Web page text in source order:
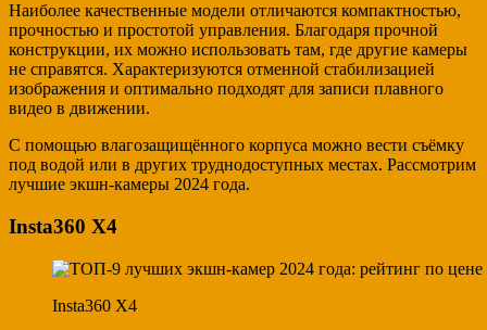
Наиболее качественные модели отличаются компактностью,
прочностью и простотой управления. Благодаря прочной
конструкции, их можно использовать там, где другие камеры
не справятся. Характеризуются отменной стабилизацией
изображения и оптимально подходят для записи плавного
видео в движении.
С помощью влагозащищённого корпуса можно вести съёмку
под водой или в других труднодоступных местах. Рассмотрим
лучшие экшн-камеры 2024 года.
Insta360 Х4
Insta360 Х4